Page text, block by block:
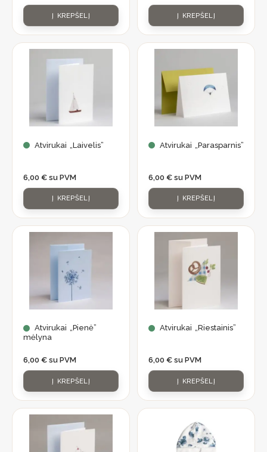
Į KREPŠELĮ Į KREPŠELĮ
Atvirukai „Laivelis”
6,00 € su PVM
Į KREPŠELĮ
Atvirukai „Parasparnis”
6,00 € su PVM
Į KREPŠELĮ
Atvirukai „Pienė”
mėlyna
6,00 € su PVM
Į KREPŠELĮ
Atvirukai „Riestainis”
6,00 € su PVM
Į KREPŠELĮ